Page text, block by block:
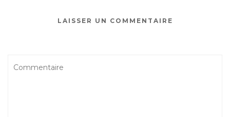
LAISSER UN COMMENTAIRE